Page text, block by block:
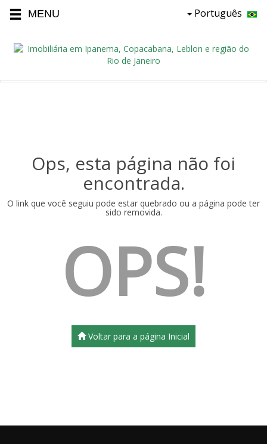
Português
Ops, esta página não foi
encontrada.
O link que você seguiu pode estar quebrado ou a página pode ter
sido removida.
OPS!
Voltar para a página Inicial